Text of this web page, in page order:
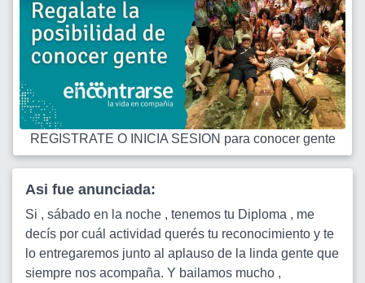
REGISTRATE O INICIA SESION para conocer gente
Asi fue anunciada:
Si , sábado en la noche , tenemos tu Diploma , me
decís por cuál actividad querés tu reconocimiento y te
lo entregaremos junto al aplauso de la linda gente que
siempre nos acompaña. Y bailamos mucho ,